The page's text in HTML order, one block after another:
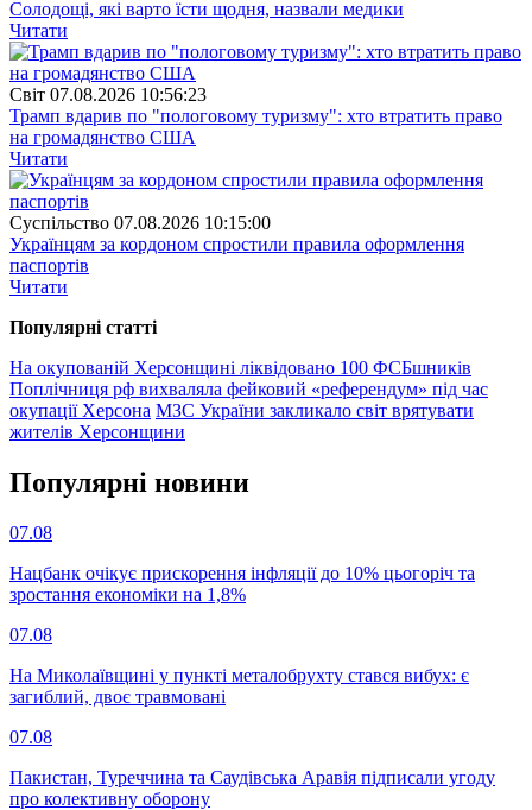
Солодощі, які варто їсти щодня, назвали медики
Читати
Свiт 07.08.2026 10:56:23
Трамп вдарив по "пологовому туризму": хто втратить право
на громадянство США
Читати
Суспiльство 07.08.2026 10:15:00
Українцям за кордоном спростили правила оформлення
паспортів
Читати
Популярнi статтi
На окупованій Херсонщині ліквідовано 100 ФСБшників
Поплічниця рф вихваляла фейковий «референдум» під час
окупації Херсона МЗС України закликало світ врятувати
жителів Херсонщини
Популярнi новини
07.08
Нацбанк очікує прискорення інфляції до 10% цьогоріч та
зростання економіки на 1,8%
07.08
На Миколаївщині у пункті металобрухту стався вибух: є
загиблий, двоє травмовані
07.08
Пакистан, Туреччина та Саудівська Аравія підписали угоду
про колективну оборону